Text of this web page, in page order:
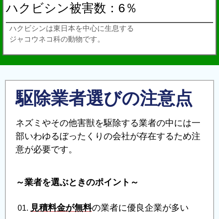
ハクビシン被害数：6％
ハクビシンは東日本を中心に生息する
ジャコウネコ科の動物です。
駆除業者選びの注意点
ネズミやその他害獣を駆除する業者の中には一
部いわゆるぼったくりの会社が存在するため注
意が必要です。
～業者を選ぶときのポイント～
見積料金が無料の業者に優良企業が多い